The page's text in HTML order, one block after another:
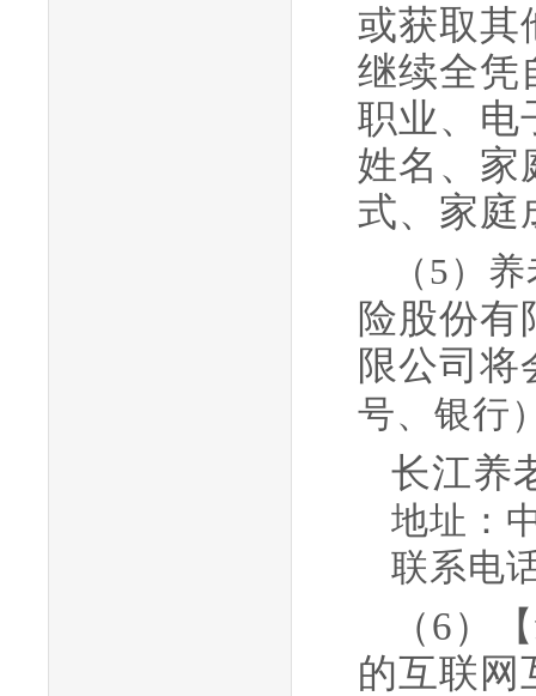
或获取其
继续全凭
职业、电
姓名 、 家
式、 家庭
（ 5）
险股份有
限公司将
号、银行
长江养
地址：
联系电
（6）
的互联网